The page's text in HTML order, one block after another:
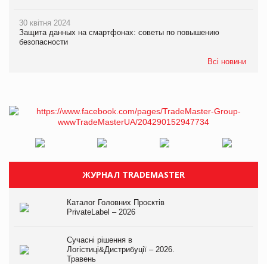
30 квітня 2024
Защита данных на смартфонах: советы по повышению
безопасности
Всі новини
ЖУРНАЛ TRADEMASTER
Каталог Головних Проєктів
PrivateLabel – 2026
Сучасні рішення в
Логістиці&Дистрибуції – 2026.
Травень